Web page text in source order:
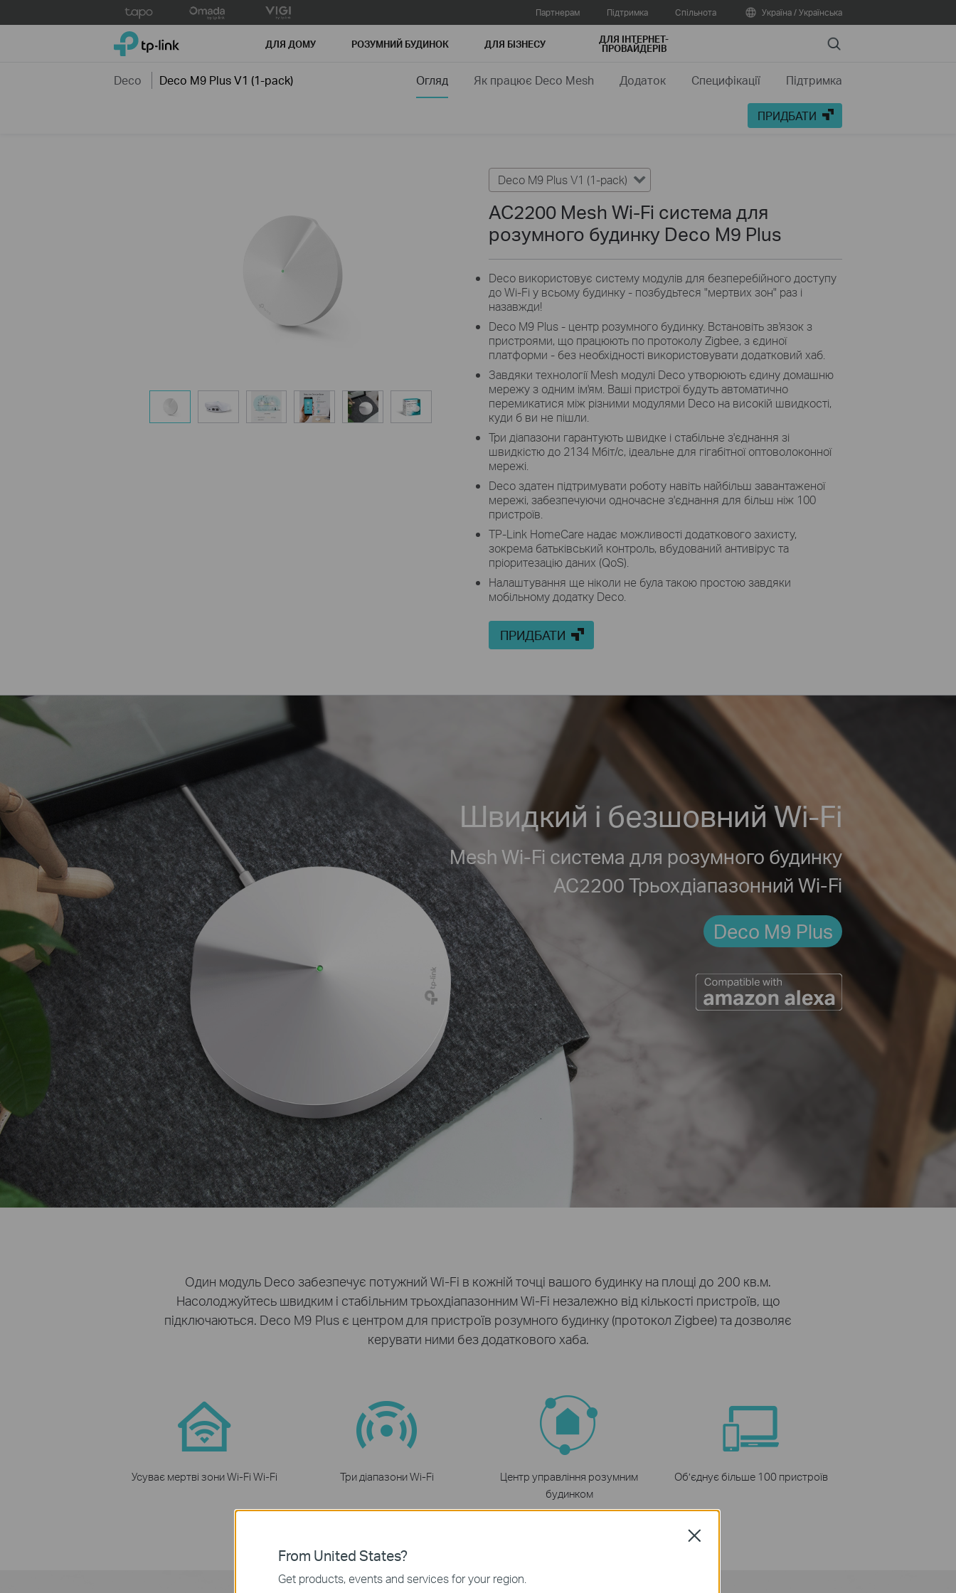
to
Партнерам Підтримка Спільнота Україна / Українська
TP-Link, Reliably Smart ДЛЯ ДОМУ РОЗУМНИЙ БУДИНОК ДЛЯ БIЗНЕСУ ДЛЯ ІНТЕРНЕТ-
ПРОВАЙДЕРІВ Search
Deco Deco M9 Plus V1 (1-pack) Огляд Як працює Deco Mesh Додаток Специфікації Підтримка
ПРИДБАТИ
Deco M9 Plus V1 (1-pack)
AC2200 Mesh Wi-Fi система для
розумного будинку Deco M9 Plus
Deco використовує систему модулів для безперебійного доступу
до Wi-Fi у всьому будинку - позбудьтеся "мертвих зон" раз і
назавжди!
Deco M9 Plus - центр розумного будинку. Встановіть зв'язок з
пристроями, що працюють по протоколу Zigbee, з єдиної
платформи - без необхідності використовувати додатковий хаб.
Завдяки технології Mesh модулі Deco утворюють єдину домашню
мережу з одним ім'ям. Ваші пристрої будуть автоматично
перемикатися між різними модулями Deco на високій швидкості,
куди б ви не пішли.
Три діапазони гарантують швидке і стабільне з'єднання зі
швидкістю до 2134 Мбіт/с, ідеальне для гігабітної оптоволоконної
мережі.
Deco здатен підтримувати роботу навіть найбільш завантаженої
мережі, забезпечуючи одночасне з'єднання для більш ніж 100
пристроїв.
TP-Link HomeCare надає можливості додаткового захисту,
зокрема батьківський контроль, вбудований антивірус та
пріоритезацію даних (QoS).
Налаштування ще ніколи не була такою простою завдяки
мобільному додатку Deco.
ПРИДБАТИ
Швидкий і безшовний Wi-Fi
Mesh Wi-Fi система для розумного будинку
AC2200 Трьохдіапазонний Wi-Fi
Deco M9 Plus
Один модуль Deco забезпечує потужний Wi-Fi в кожній точці вашого будинку на площі до 200 кв.м.
Насолоджуйтесь швидким і стабільним трьохдіапазонним Wi-Fi незалежно від кількості пристроїв, що
підключаються. Deco M9 Plus є центром для пристроїв розумного будинку (протокол Zigbee) та дозволяє
керувати ними без додаткового хаба.
Усуває мертві зони Wi-Fi Wi-Fi Три діапазони Wi-Fi
Центр управління розумним
будинком
Об’єднує більше 100 пристроїв
From United States?
Get products, events and services for your region.
Close